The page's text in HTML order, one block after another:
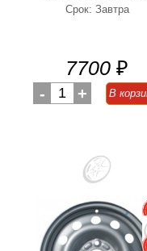
Срок: Завтра
7700 ₽
- 1 + В